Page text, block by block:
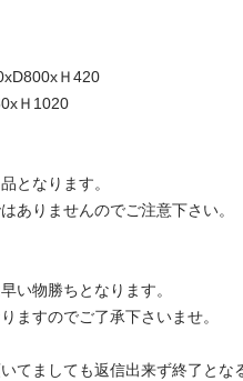
Ｈ420
Ｈ1020
となります。
ありませんのでご注意下さい。
い物勝ちとなります。
ますのでご了承下さいませ。
てましても返信出来ず終了とな